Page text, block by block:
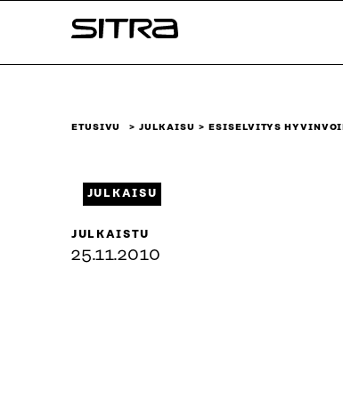
sisältöön
Sitra
ETUSIVU JULKAISU ESISELVITYS
JULKAISU
JULKAISTU
25.11.2010